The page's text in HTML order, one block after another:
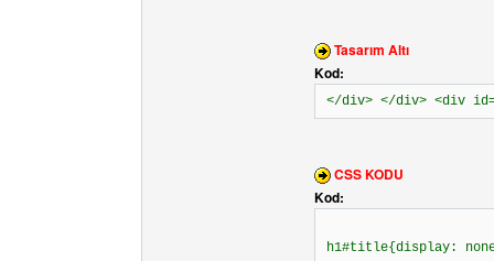
Tasarım Altı
Kod:
</div> </div> <div
CSS KODU
Kod:
h1#title{display: